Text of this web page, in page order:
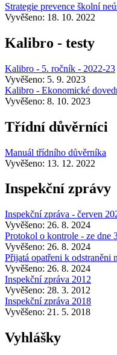
Strategie prevence školní
Vyvěšeno: 18. 10. 2022
Kalibro - testy
Kalibro - 5. ročník - 2022-23
Vyvěšeno: 5. 9. 2023
Kalibro - Ekonomické
Vyvěšeno: 8. 10. 2023
Třídní důvěrníci
Manuál třídního důvěrníka
Vyvěšeno: 13. 12. 2022
Inspekční zprávy
Inspekční zpráva - červen
Vyvěšeno: 26. 8. 2024
Protokol o kontrole - ze dne
Vyvěšeno: 26. 8. 2024
Přijatá opatřeni k odstraněni
Vyvěšeno: 26. 8. 2024
Inspekční zpráva 2012
Vyvěšeno: 28. 3. 2012
Inspekční zpráva 2018
Vyvěšeno: 21. 5. 2018
Vyhlášky